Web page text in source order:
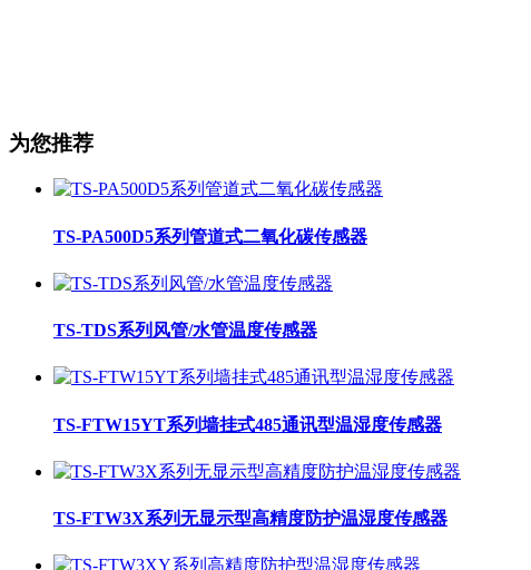
为您推荐
TS-PA500D5系列管道式二氧化碳传感器
TS-TDS系列风管/水管温度传感器
TS-FTW15YT系列墙挂式485通讯型温湿度传感器
TS-FTW3X系列无显示型高精度防护温湿度传感器